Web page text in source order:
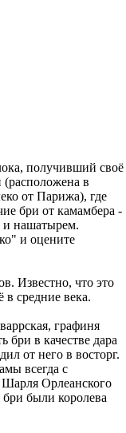
получивший своё
в
от Парижа), где
бри от камамбера -
и нашатырем.
и оцените
Известно, что это
средние века.
графиня
в качестве дара
от него в восторг.
всегда с
Шарля Орлеанского
были королева